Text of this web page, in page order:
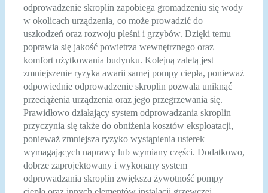
odprowadzenie skroplin zapobiega gromadzeniu się wody
w okolicach urządzenia, co może prowadzić do
uszkodzeń oraz rozwoju pleśni i grzybów. Dzięki temu
poprawia się jakość powietrza wewnętrznego oraz
komfort użytkowania budynku. Kolejną zaletą jest
zmniejszenie ryzyka awarii samej pompy ciepła, ponieważ
odpowiednie odprowadzenie skroplin pozwala uniknąć
przeciążenia urządzenia oraz jego przegrzewania się.
Prawidłowo działający system odprowadzania skroplin
przyczynia się także do obniżenia kosztów eksploatacji,
ponieważ zmniejsza ryzyko wystąpienia usterek
wymagających naprawy lub wymiany części. Dodatkowo,
dobrze zaprojektowany i wykonany system
odprowadzania skroplin zwiększa żywotność pompy